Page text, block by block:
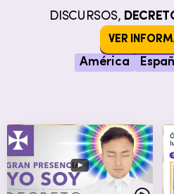
DISCURSOS,
VER
América